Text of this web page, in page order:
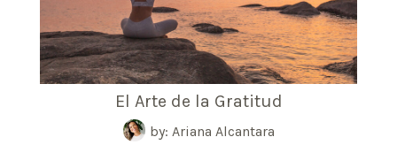
El Arte de la Gratitud
by: Ariana Alcantara